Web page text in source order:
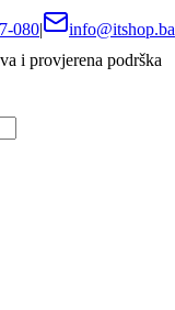
080|
info@itshop.ba
i provjerena podrška